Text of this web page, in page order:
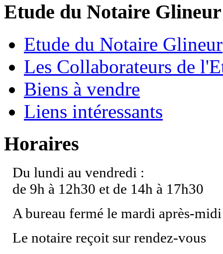
Etude du Notaire Glineur
Etude du Notaire Glineur
Les Collaborateurs de
Biens à vendre
Liens intéressants
Horaires
Du lundi au vendredi :
de 9h à 12h30 et de 14h à 17h30
A bureau fermé le mardi après-midi
Le notaire reçoit sur rendez-vous